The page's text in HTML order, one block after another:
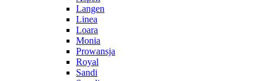
Langen
Linea
Loara
Monia
Prowansja
Royal
Sandi